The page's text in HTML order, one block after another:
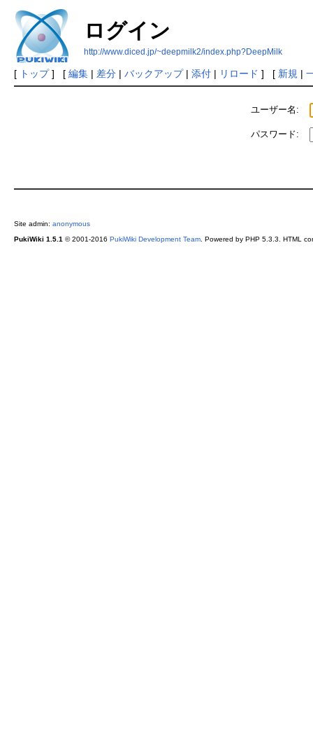
ログイン
http://www.diced.jp/~deepmilk2/index.php?DeepMilk
[ トップ] [ 編集| 差分| バックアップ| 添付| リロード ] [ 新規 |
ユーザー名:
パスワード:
Site admin: anonymous
PukiWiki 1.5.1 © 2001-2016 PukiWiki Development Team. Powered by PHP 5.3.3. HTML